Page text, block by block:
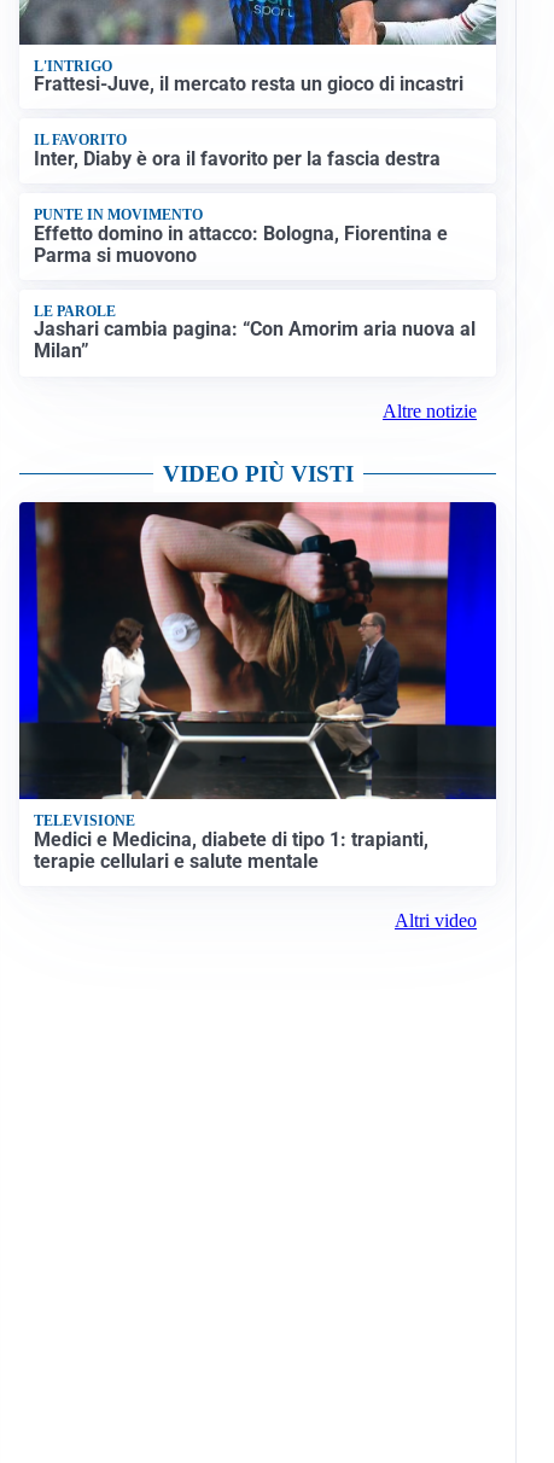
L'INTRIGO
Frattesi-Juve, il mercato resta un gioco di incastri
IL FAVORITO
Inter, Diaby è ora il favorito per la fascia destra
PUNTE IN MOVIMENTO
Effetto domino in attacco: Bologna, Fiorentina e
Parma si muovono
LE PAROLE
Jashari cambia pagina: “Con Amorim aria nuova al
Milan”
Altre notizie
VIDEO PIÙ VISTI
TELEVISIONE
Medici e Medicina, diabete di tipo 1: trapianti,
terapie cellulari e salute mentale
Altri video